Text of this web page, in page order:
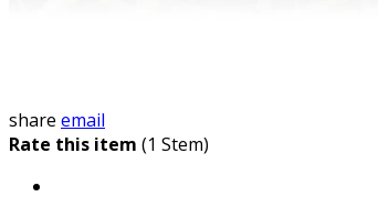
share email
Rate this item (1 Stem)